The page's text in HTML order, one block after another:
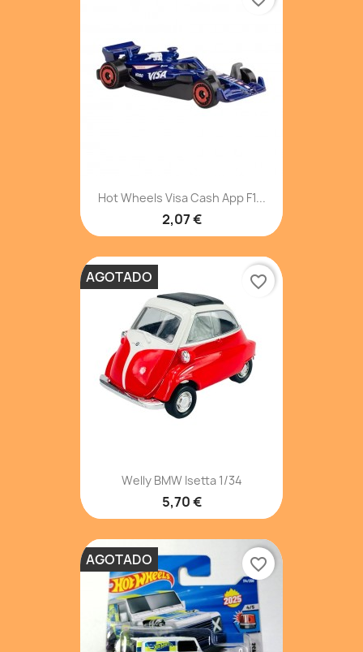
Hot Wheels Visa Cash App F1...
2,07 €
Welly BMW Isetta 1/34
5,70 €
AGOTADO favorite_border
AGOTADO favorite_border